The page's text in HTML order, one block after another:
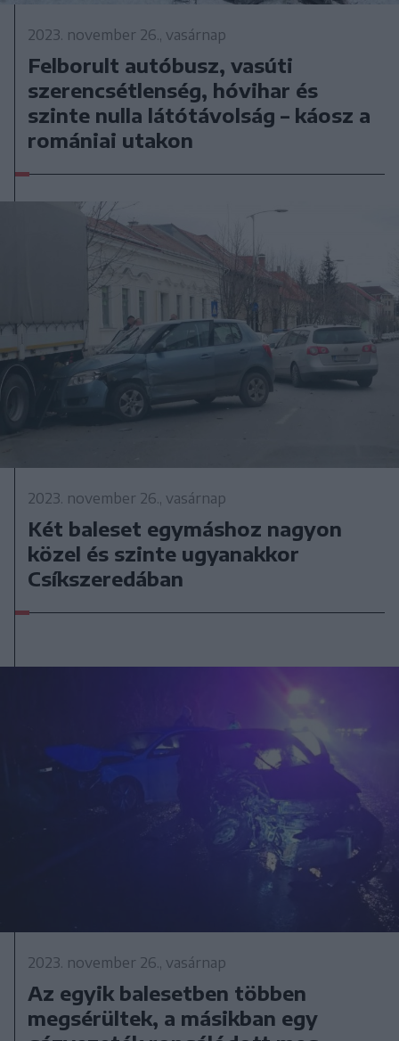
2023. november 26., vasárnap
Felborult autóbusz, vasúti
szerencsétlenség, hóvihar és
szinte nulla látótávolság – káosz a
romániai utakon
2023. november 26., vasárnap
Két baleset egymáshoz nagyon
közel és szinte ugyanakkor
Csíkszeredában
2023. november 26., vasárnap
Az egyik balesetben többen
megsérültek, a másikban egy